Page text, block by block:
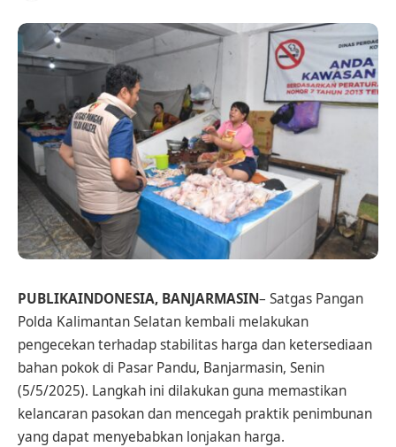
PUBLIKAINDONESIA, BANJARMASIN– Satgas Pangan
Polda Kalimantan Selatan kembali melakukan
pengecekan terhadap stabilitas harga dan ketersediaan
bahan pokok di Pasar Pandu, Banjarmasin, Senin
(5/5/2025). Langkah ini dilakukan guna memastikan
kelancaran pasokan dan mencegah praktik penimbunan
yang dapat menyebabkan lonjakan harga.